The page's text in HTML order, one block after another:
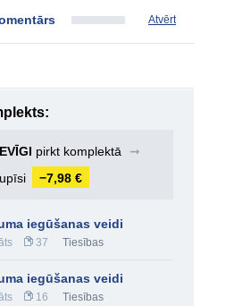
Atvērt
pirkt komplektā
➞
−7,98 €
iegūšanas veidi
37 Tiesības
iegūšanas veidi
16 Tiesības